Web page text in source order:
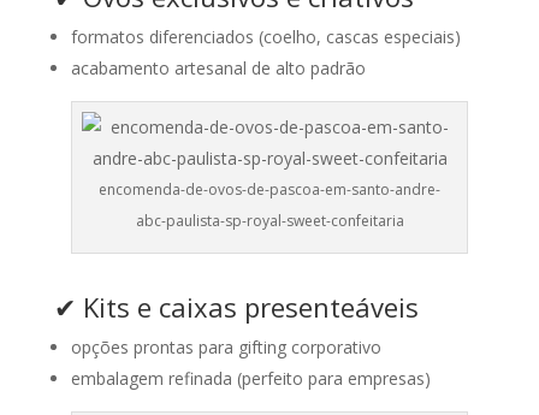
formatos diferenciados (coelho, cascas especiais)
acabamento artesanal de alto padrão
encomenda-de-ovos-de-pascoa-em-santo-andre-
abc-paulista-sp-royal-sweet-confeitaria
✔ Kits e caixas presenteáveis
opções prontas para gifting corporativo
embalagem refinada (perfeito para empresas)